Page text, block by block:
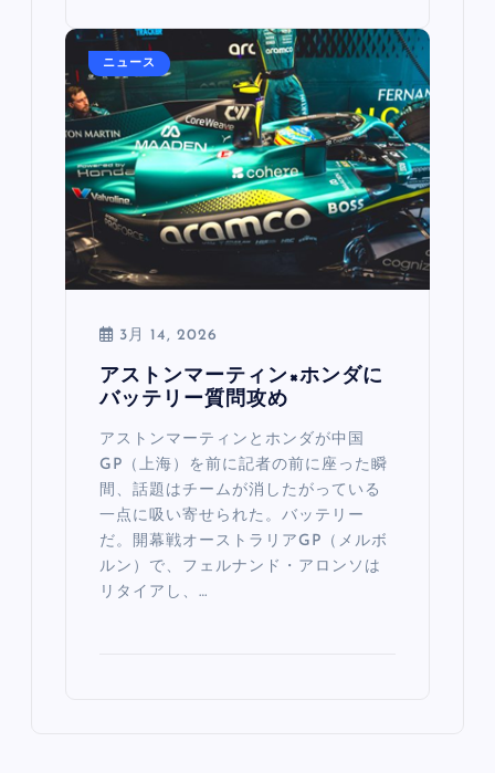
ニュース
3月 14, 2026
アストンマーティン×ホンダに
バッテリー質問攻め
アストンマーティンとホンダが中国
GP（上海）を前に記者の前に座った瞬
間、話題はチームが消したがっている
一点に吸い寄せられた。バッテリー
だ。開幕戦オーストラリアGP（メルボ
ルン）で、フェルナンド・アロンソは
リタイアし、…